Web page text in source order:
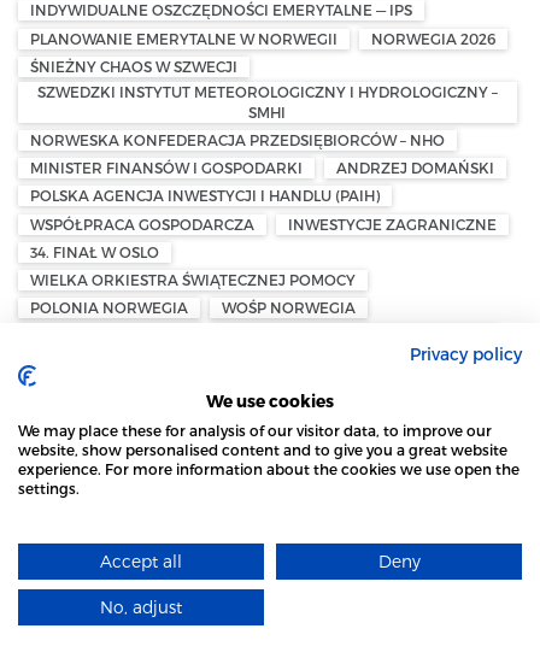
INDYWIDUALNE OSZCZĘDNOŚCI EMERYTALNE — IPS
PLANOWANIE EMERYTALNE W NORWEGII
NORWEGIA 2026
ŚNIEŻNY CHAOS W SZWECJI
SZWEDZKI INSTYTUT METEOROLOGICZNY I HYDROLOGICZNY –
SMHI
NORWESKA KONFEDERACJA PRZEDSIĘBIORCÓW – NHO
MINISTER FINANSÓW I GOSPODARKI
ANDRZEJ DOMAŃSKI
POLSKA AGENCJA INWESTYCJI I HANDLU (PAIH)
WSPÓŁPRACA GOSPODARCZA
INWESTYCJE ZAGRANICZNE
34. FINAŁ W OSLO
WIELKA ORKIESTRA ŚWIĄTECZNEJ POMOCY
POLONIA NORWEGIA
WOŚP NORWEGIA
WARSAW SECURITY FORUM
WSPÓŁPRACA WOJSKOWA
KATARZYNA PISARSKA
AKCYZA NA PALIWO
PODATKI DLA PRZEDSIĘBIORSTW
CENA PALIWA W NORWEGII
TRZĘSIENIE ZIEMI W NORWEGII
TRZĘSIENIE ZIEMI W OSLO
NESKOLLEN
SKALA RICHTERA
OSLO-BERLIN
VY DSB DEUTSCHE BAHN
HAMBURG
KONFERENCJA CONNECTDC 2026
STRONA LOCAL MARKET WYKORZYSTUJE PLIKI
DOWIEDZ SIĘ WIĘCEJ
Privacy policy
We use cookies
We may place these for analysis of our visitor data, to improve our
website, show personalised content and to give you a great website
experience. For more information about the cookies we use open the
settings.
Accept all Deny
No, adjust